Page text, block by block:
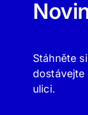
Stáhněte
ulici.